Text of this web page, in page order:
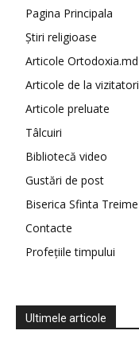
Pagina Principala
Știri religioase
Articole Ortodoxia.md
Articole de la vizitatori
Articole preluate
Tâlcuiri
Bibliotecă video
Gustări de post
Biserica Sfinta Treime
Contacte
Profețiile timpului
Ultimele articole